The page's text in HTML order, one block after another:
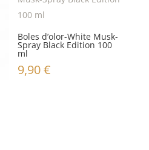
Boles d’olor-White Musk-
Spray Black Edition 100
ml
9,90€